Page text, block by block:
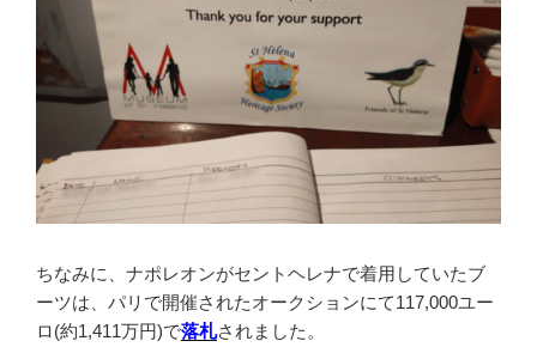
ちなみに、ナポレオンがセントヘレナで着用していたブ
ーツは、パリで開催されたオークションにて117,000ユー
ロ(約1,411万円)で落札されました。